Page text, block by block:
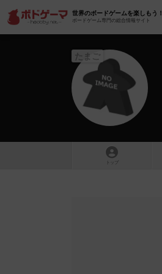
世界のボードゲームを楽しもう！
ボードゲーム専門の総合情報サイト
たまご
トップ